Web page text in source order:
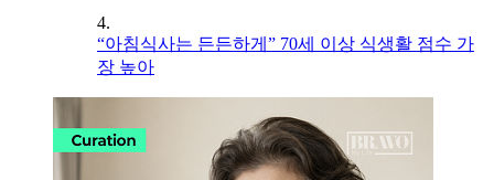
4.
“아침식사는 든든하게” 70세 이상 식생활 점수 가
장 높아